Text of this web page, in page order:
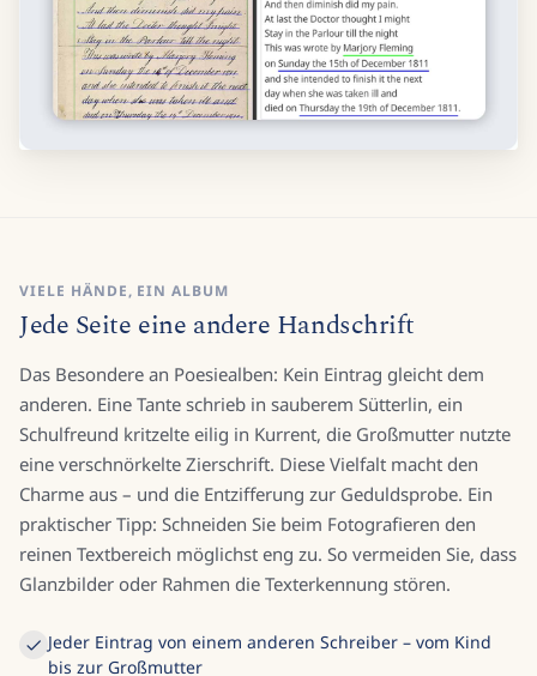
VIELE HÄNDE, EIN ALBUM
Jede Seite eine andere Handschrift
Das Besondere an Poesiealben: Kein Eintrag gleicht dem
anderen. Eine Tante schrieb in sauberem Sütterlin, ein
Schulfreund kritzelte eilig in Kurrent, die Großmutter nutzte
eine verschnörkelte Zierschrift. Diese Vielfalt macht den
Charme aus – und die Entzifferung zur Geduldsprobe. Ein
praktischer Tipp: Schneiden Sie beim Fotografieren den
reinen Textbereich möglichst eng zu. So vermeiden Sie, dass
Glanzbilder oder Rahmen die Texterkennung stören.
Jeder Eintrag von einem anderen Schreiber – vom Kind
bis zur Großmutter